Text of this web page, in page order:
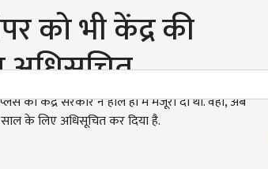
को भी केंद्र की
अधिसूचित
को केंद्र सरकार ने हाल ही में मजूरी दी थी. वहीं, अब
के लिए अधिसूचित कर दिया है.